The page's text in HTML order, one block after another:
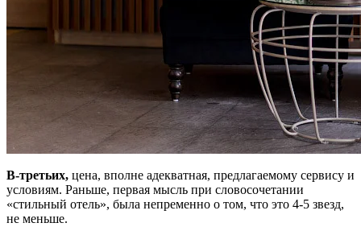
В-третьих, цена, вполне адекватная, предлагаемому сервису и
условиям. Раньше, первая мысль при словосочетании
«стильный отель», была непременно о том, что это 4-5 звезд,
не меньше.